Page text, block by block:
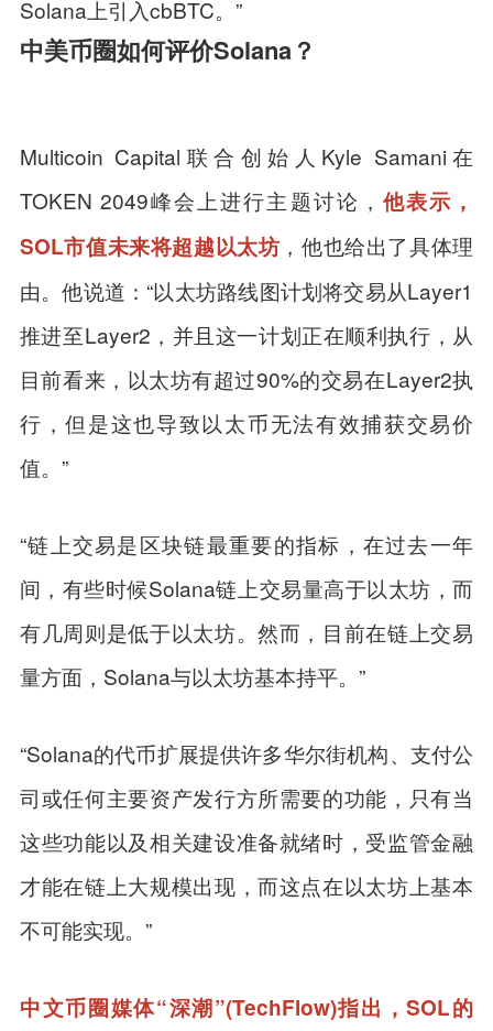
Solana上引入cbBTC。”
中美币圈如何评价Solana？
Multicoin Capital联合创始人Kyle Samani在
TOKEN 2049峰会上进行主题讨论， 他表示，
SOL市值未来将超越以太坊，他也给出了具体理
由。他说道：“以太坊路线图计划将交易从Layer1
推进至Layer2，并且这一计划正在顺利执行，从
目前看来，以太坊有超过90%的交易在Layer2执
行，但是这也导致以太币无法有效捕获交易价
值。”
“链上交易是区块链最重要的指标，在过去一年
间，有些时候Solana链上交易量高于以太坊，而
有几周则是低于以太坊。然而，目前在链上交易
量方面，Solana与以太坊基本持平。”
“Solana的代币扩展提供许多华尔街机构、支付公
司或任何主要资产发行方所需要的功能，只有当
这些功能以及相关建设准备就绪时，受监管金融
才能在链上大规模出现，而这点在以太坊上基本
不可能实现。”
中文币圈媒体“深潮”(TechFlow)指出，SOL的